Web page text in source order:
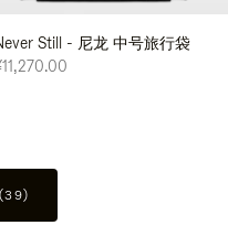
Still - 尼龙 中号旅行袋